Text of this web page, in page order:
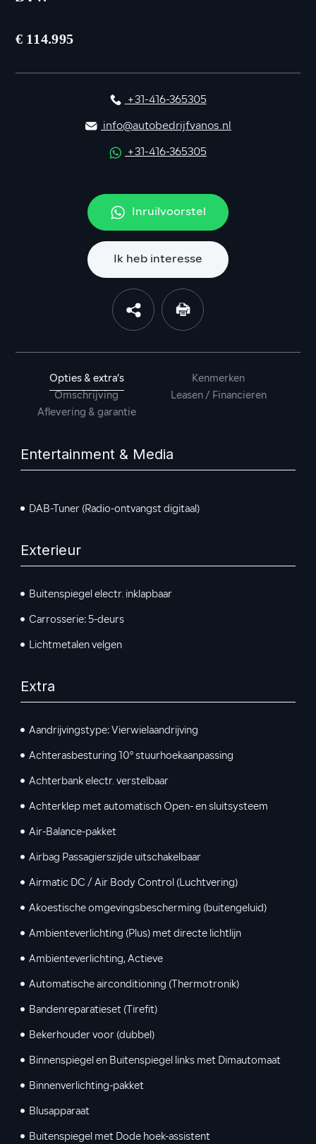
€ 114.995
+31-416-365305
info@autobedrijfvanos.nl
+31-416-365305
Inruilvoorstel
Ik heb interesse
Opties & extra’s
Kenmerken
Omschrijving
Leasen / Financieren
Aflevering & garantie
Entertainment & Media
DAB-Tuner (Radio-ontvangst digitaal)
Exterieur
Buitenspiegel electr. inklapbaar
Carrosserie: 5-deurs
Lichtmetalen velgen
Extra
Aandrijvingstype: Vierwielaandrijving
Achterasbesturing 10° stuurhoekaanpassing
Achterbank electr. verstelbaar
Achterklep met automatisch Open- en sluitsysteem
Air-Balance-pakket
Airbag Passagierszijde uitschakelbaar
Airmatic DC / Air Body Control (Luchtvering)
Akoestische omgevingsbescherming (buitengeluid)
Ambienteverlichting (Plus) met directe lichtlijn
Ambienteverlichting, Actieve
Automatische airconditioning (Thermotronik)
Bandenreparatieset (Tirefit)
Bekerhouder voor (dubbel)
Binnenspiegel en Buitenspiegel links met Dimautomaat
Binnenverlichting-pakket
Blusapparaat
Buitenspiegel met Dode hoek-assistent